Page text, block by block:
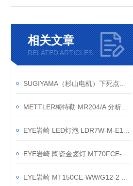
相关文章
RELATED ARTICLES